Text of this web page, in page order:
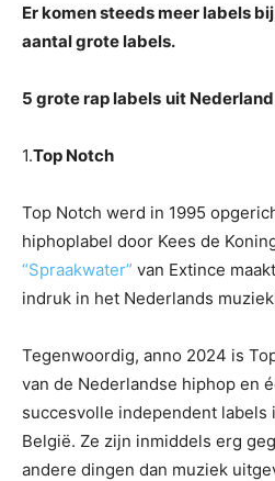
Er komen steeds meer labels
aantal grote labels.
5 grote rap labels uit Nederland
1.Top Notch
Top Notch werd in 1995
hiphoplabel door Kees de
“Spraakwater” van Extince
indruk in het Nederlands
Tegenwoordig, anno 2024 is
van de Nederlandse hiphop en
succesvolle independent labels
België. Ze zijn inmiddels erg
andere dingen dan muziek